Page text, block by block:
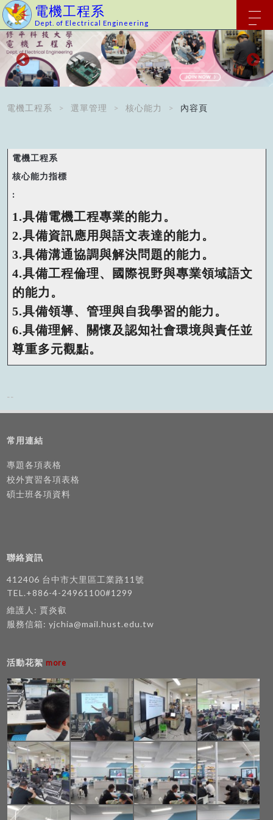
電機工程系
Dept. of Electrical Engineering
電機工程系 選單管理 核心能力 內容頁
1.具備電機工程專業的能力。
2.具備資訊應用與語文表達的能力。
3.具備溝通協調與解決問題的能力。
4.具備工程倫理、國際視野與專業領域語文
的能力。
5.具備領導、管理與自我學習的能力。
6.具備理解、關懷及認知社會環境與責任並
尊重多元觀點。
--
常用連結
專題各項表格
校外實習各項表格
碩士班各項資料
聯絡資訊
412406 台中市大里區工業路11號
TEL.+886-4-24961100#1299
維護人: 賈炎叡
服務信箱:yjchia@mail.hust.edu.tw
活動花絮 more